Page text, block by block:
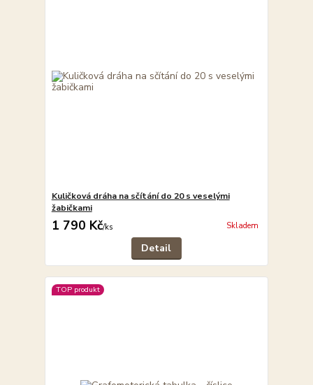
Kuličková dráha na sčítání do 20 s veselými
žabičkami
1 790 Kč/ks Skladem
Detail
TOP produkt